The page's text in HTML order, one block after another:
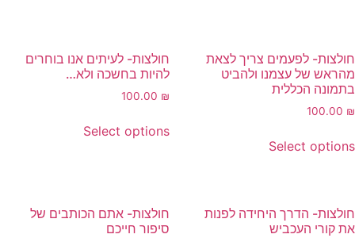
חולצות- לפעמים צריך לצאת
מהראש של עצמנו ולהביט
בתמונה הכללית
100.00 ₪
Select options
חולצות- לעיתים אנו בוחרים
להיות בחשכה ולא…
100.00 ₪
Select options
חולצות- הדרך היחידה לפנות
את קורי העכביש
חולצות- אתם הכותבים של
סיפור חייכם